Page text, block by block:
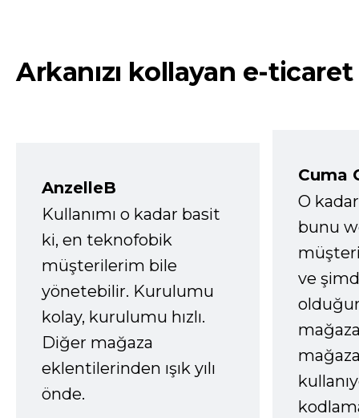
Arkanızı kollayan e-ticaret
AnzelleB
Kullanımı o kadar basit
ki, en teknofobik
müşterilerim bile
yönetebilir. Kurulumu
kolay, kurulumu hızlı.
Diğer mağaza
eklentilerinden ışık yılı
önde.
Cuma
O
bunu
ve